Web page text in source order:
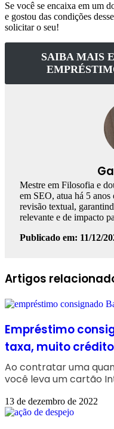
Se você se encaixa em um
e gostou das condições
solicitar o seu!
SAIBA MAIS
Mestre em Filosofia e
em SEO, atua há 5
revisão textual,
relevante e de impacto
Publicado em: 11/12/
Facebook
Linkedin
WhatsApp
Telegram
Artigos
Empréstimo
taxa, muito
Ao contratar uma
você leva um cartão
13 de dezembro de 2022